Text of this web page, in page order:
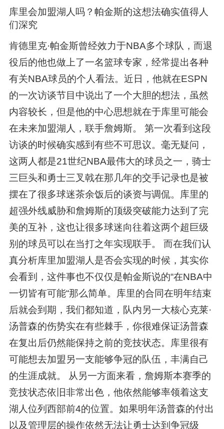
库里会加盟湖人吗？帕金斯的这想法确实值得人
们深究
肯德里克·帕金斯曾经效力于NBA多个球队，而退
役后的他也做上了一名篮球专家，经常提出各种
有关NBA球员的个人看法。近日，他就在ESPN
的一次访谈节目中说出了一个大胆的想法，虽然
内容较长，但是他的中心思想就在于库里可能会
在未来加盟湖人，联手詹姆斯。 第一次看到这段
访谈的时候确实感到有些不可思议。毫无疑问，
这两人都是21世纪NBA最伟大的球员之一，骑士
三巨头和勇士三叉戟在那几年的交手记录也是被
摆在了很多球迷茶余饭后的谈资与调侃。库里的
超强外线威胁和詹姆斯的顶级突破能力达到了完
美的互补，这也让很多球迷向往着这两个超巨级
别的球员可以在当打之年实现联手。 而在我们认
真分析库里加盟湖人是否会实现的时候，其实你
会看到，这件事也不仅仅是帕金斯说的“在NBA中
一切皆有可能“那么简单。库里的合同在明年结束
后就会到期，我们都知道，队内另一大核心克莱·
汤普森的伤势实在有些棘手，你很难保证汤普森
在复出后仍然能保持之前的竞技状态。库里很有
可能想去加盟另一支能够争冠的队伍，丰满自己
的生涯成就。 从另一方面来看，詹姆斯本赛季的
竞技状态依旧非常出色，他依然能够率领着这支
湖人位列西部前4的位置。如果明年汤普森的付出
以及管理层的操作依然无法让勇士达到争冠级